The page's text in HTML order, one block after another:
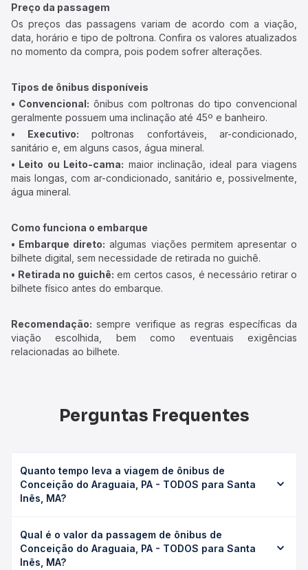
Preço da passagem
Os preços das passagens variam de acordo com a viação,
data, horário e tipo de poltrona. Confira os valores atualizados
no momento da compra, pois podem sofrer alterações.
Tipos de ônibus disponíveis
• Convencional: ônibus com poltronas do tipo convencional
geralmente possuem uma inclinação até 45º e banheiro.
• Executivo: poltronas confortáveis, ar-condicionado,
sanitário e, em alguns casos, água mineral.
• Leito ou Leito-cama: maior inclinação, ideal para viagens
mais longas, com ar-condicionado, sanitário e, possivelmente,
água mineral.
Como funciona o embarque
• Embarque direto: algumas viações permitem apresentar o
bilhete digital, sem necessidade de retirada no guichê.
• Retirada no guichê: em certos casos, é necessário retirar o
bilhete físico antes do embarque.
Recomendação: sempre verifique as regras específicas da
viação escolhida, bem como eventuais exigências
relacionadas ao bilhete.
Perguntas Frequentes
Quanto tempo leva a viagem de ônibus de
Conceição do Araguaia, PA - TODOS para Santa
Inês, MA?
TODOS para Santa Inês, MA leva em média 0 horas,
podendo variar conforme a viação, o tipo de serviço
(convencional, executivo ou leito) e as condições de
Qual é o valor da passagem de ônibus de
Conceição do Araguaia, PA - TODOS para Santa
Inês, MA?